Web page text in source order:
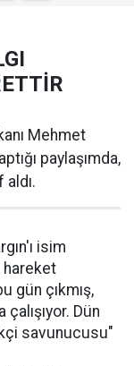
Mehmet
paylaşımda,
aldı.
isim
hareket
gün çıkmış,
Dün
savunucusu"